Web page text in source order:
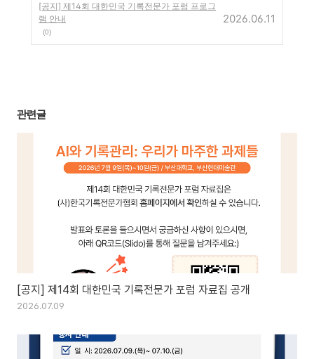
[공지] 제14회 대한민국 기록전문가 포럼 프로그
램 안내
(0)
2026.06.11
관련글
[공지] 제14회 대한민국 기록전문가 포럼 자료집 공개
2026.07.09